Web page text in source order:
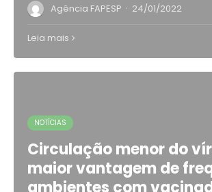
Agência FAPESP · 24/01/2022
Leia mais
NOTÍCIAS
Circulação menor do
maior vantagem de
ambientes com